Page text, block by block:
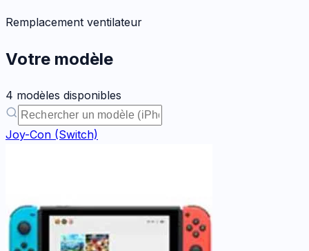
Remplacement ventilateur
Votre modèle
4 modèles disponibles
Joy-Con (Switch)